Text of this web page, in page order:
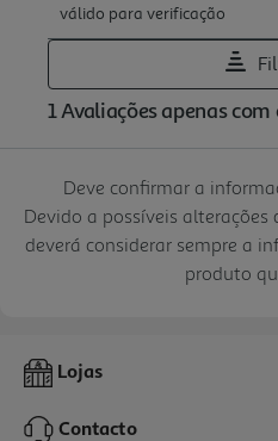
Deve confirmar a
Devido a possíveis
deverá considerar sempre a
produto
Lojas
Contacto